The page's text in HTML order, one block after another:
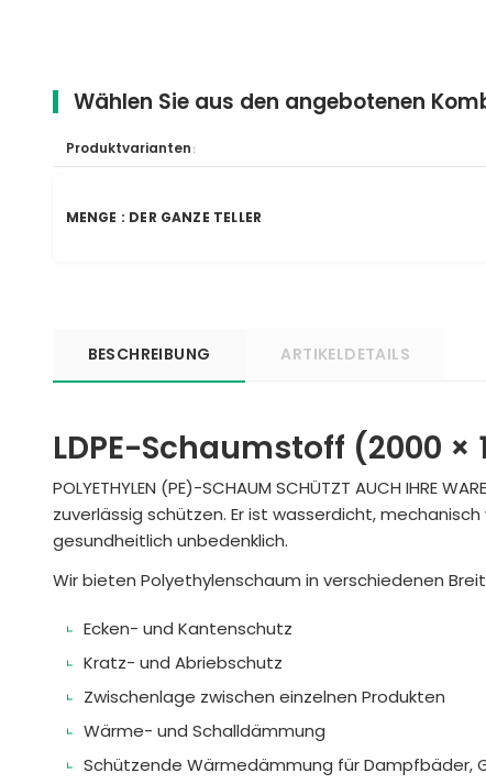
Wählen Sie aus den angebotenen
Produktvarianten
MENGE : DER GANZE TELLER
BESCHREIBUNG ARTIKELDETAILS
LDPE-Schaumstoff (2000 ×
POLYETHYLEN (PE)-SCHAUM SCHÜTZT AUCH IHRE
zuverlässig schützen. Er ist wasserdicht,
gesundheitlich unbedenklich.
Wir bieten Polyethylenschaum in verschiedenen
Ecken- und Kantenschutz
Kratz- und Abriebschutz
Zwischenlage zwischen einzelnen Produkten
Wärme- und Schalldämmung
Schützende Wärmedämmung für Dampfbäder,